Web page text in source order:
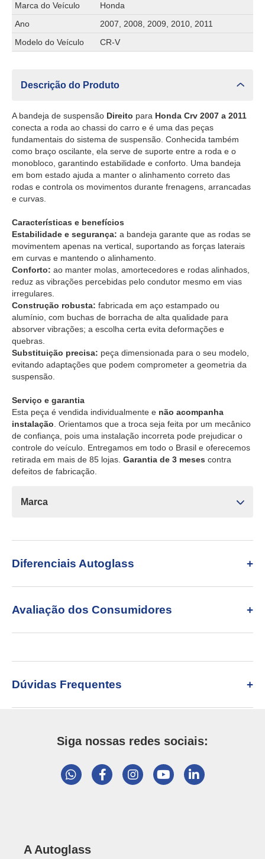
Marca do Veículo
Honda
Ano
2007, 2008, 2009, 2010, 2011
Modelo do Veículo
CR-V
Descrição do Produto
A bandeja de suspensão Direito para Honda Crv 2007 a 2011
conecta a roda ao chassi do carro e é uma das peças
fundamentais do sistema de suspensão. Conhecida também
como braço oscilante, ela serve de suporte entre a roda e o
monobloco, garantindo estabilidade e conforto. Uma bandeja
em bom estado ajuda a manter o alinhamento correto das
rodas e controla os movimentos durante frenagens, arrancadas
e curvas.
Características e benefícios
Estabilidade e segurança: a bandeja garante que as rodas se
movimentem apenas na vertical, suportando as forças laterais
em curvas e mantendo o alinhamento.
Conforto: ao manter molas, amortecedores e rodas alinhados,
reduz as vibrações percebidas pelo condutor mesmo em vias
irregulares.
Construção robusta: fabricada em aço estampado ou
alumínio, com buchas de borracha de alta qualidade para
absorver vibrações; a escolha certa evita deformações e
quebras.
Substituição precisa: peça dimensionada para o seu modelo,
evitando adaptações que podem comprometer a geometria da
suspensão.
Serviço e garantia
Esta peça é vendida individualmente e não acompanha
instalação . Orientamos que a troca seja feita por um mecânico
de confiança, pois uma instalação incorreta pode prejudicar o
controle do veículo. Entregamos em todo o Brasil e oferecemos
retirada em mais de 85 lojas. Garantia de 3 meses contra
defeitos de fabricação.
Marca
Diferenciais Autoglass
Avaliação dos Consumidores
Dúvidas Frequentes
Siga nossas redes sociais:
A Autoglass